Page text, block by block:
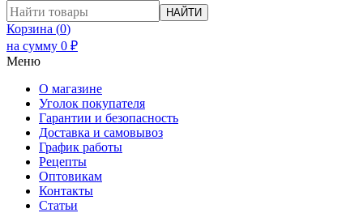
НАЙТИ
Корзина (0)
на сумму 0 ₽
Меню
О магазине
Уголок покупателя
Гарантии и безопасность
Доставка и самовывоз
График работы
Рецепты
Оптовикам
Контакты
Статьи